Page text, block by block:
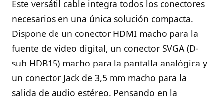
Este versátil cable integra todos los conectores
necesarios en una única solución compacta.
Dispone de un conector HDMI macho para la
fuente de vídeo digital, un conector SVGA (D-
sub HDB15) macho para la pantalla analógica y
un conector Jack de 3,5 mm macho para la
salida de audio estéreo. Pensando en la